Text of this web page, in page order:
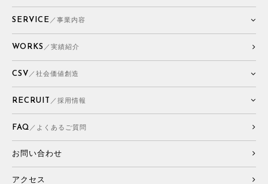
SERVICE ／事業内容
WORKS ／実績紹介
CSV ／社会価値創造
RECRUIT ／採用情報
FAQ ／よくあるご質問
お問い合わせ
アクセス